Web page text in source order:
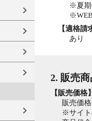
※夏期
【適格
あり
2. 販売
【販売価格
販売価
※サイト